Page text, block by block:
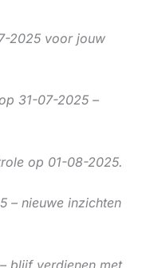
2025 voor jouw
31-07-2025 –
op 01-08-2025.
– nieuwe inzichten
blijf verdienen met